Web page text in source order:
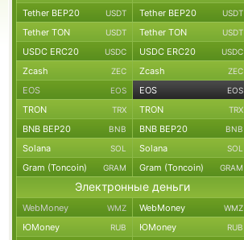
Tether BEP20 USDT Tether BEP20 USDT
Tether TON USDT Tether TON USDT
USDC ERC20 USDC USDC ERC20 USDC
Zcash ZEC Zcash ZEC
EOS EOS EOS EOS
TRON TRX TRON TRX
BNB BEP20 BNB BNB BEP20 BNB
Solana SOL Solana SOL
Gram (Toncoin) GRAM Gram (Toncoin) GRAM
Электронные деньги
WebMoney WMZ WebMoney WMZ
ЮMoney RUB ЮMoney RUB